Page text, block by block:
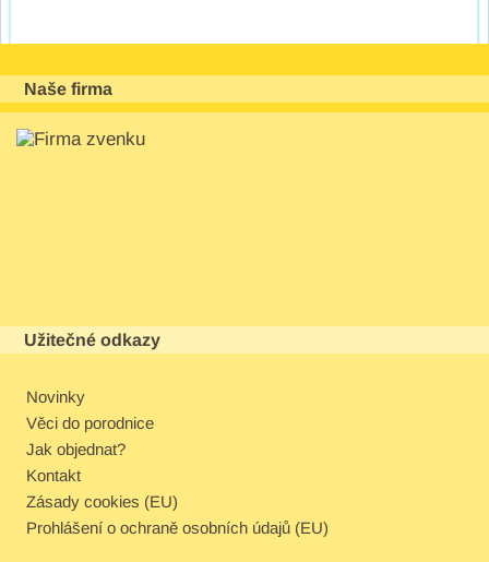
Naše firma
Užitečné odkazy
Novinky
Věci do porodnice
Jak objednat?
Kontakt
Zásady cookies (EU)
Prohlášení o ochraně osobních údajů (EU)